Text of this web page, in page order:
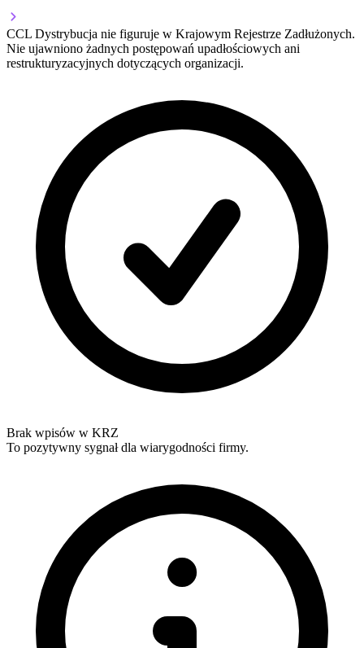
CCL Dystrybucja nie figuruje w Krajowym Rejestrze Zadłużonych.
Nie ujawniono żadnych postępowań upadłościowych ani
restrukturyzacyjnych dotyczących organizacji.
Brak wpisów w KRZ
To pozytywny sygnał dla wiarygodności firmy.